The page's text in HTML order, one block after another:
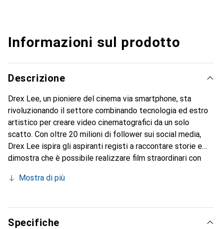
Informazioni sul prodotto
Descrizione
Drex Lee, un pioniere del cinema via smartphone, sta
rivoluzionando il settore combinando tecnologia ed estro
artistico per creare video cinematografici da un solo
scatto. Con oltre 20 milioni di follower sui social media,
Drex Lee ispira gli aspiranti registi a raccontare storie e
dimostra che è possibile realizzare film straordinari con
Mostra di più
Specifiche